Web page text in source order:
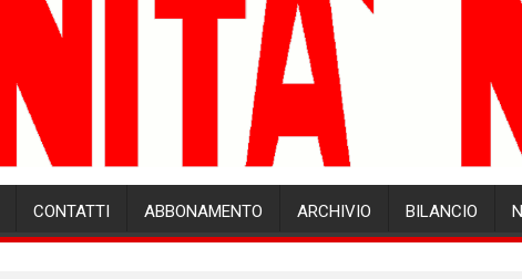
CONTATTI ABBONAMENTO ARCHIVIO BILANCIO